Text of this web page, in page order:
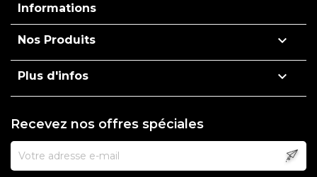
Informations
Nos Produits 
Plus d'infos 
Recevez nos offres spéciales